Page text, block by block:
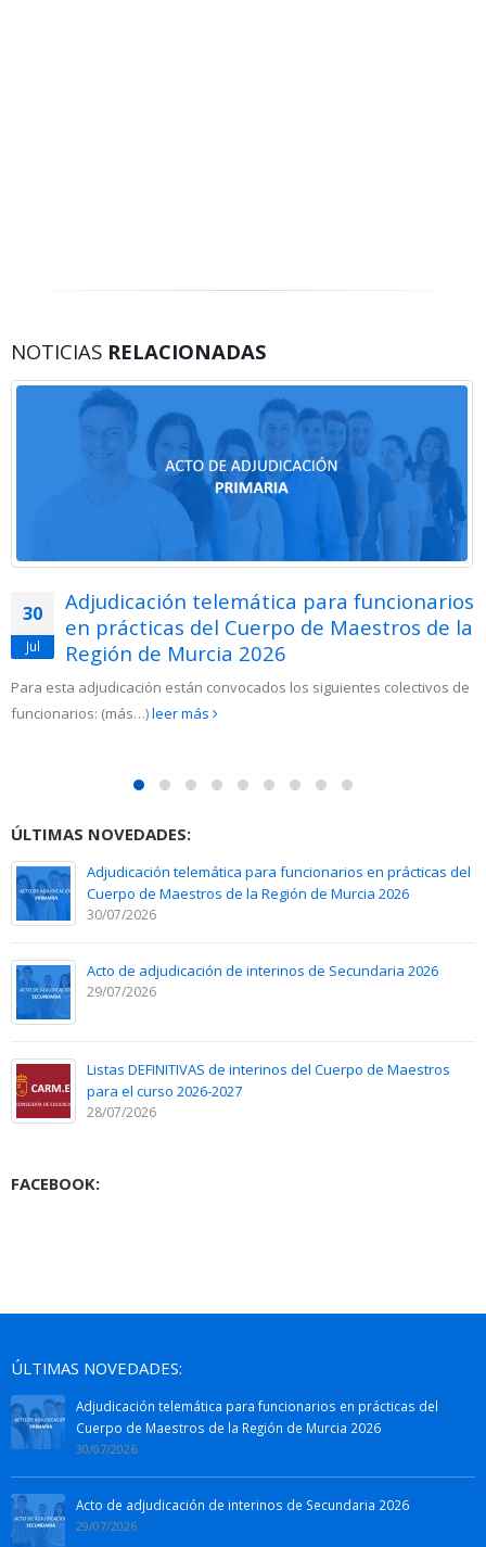
NOTICIAS RELACIONADAS
29
Jul
Acto de adjudicación de interinos de
Secundaria 2026
leer más
ÚLTIMAS NOVEDADES:
Adjudicación telemática para funcionarios en prácticas del
Cuerpo de Maestros de la Región de Murcia 2026
30/07/2026
Acto de adjudicación de interinos de Secundaria 2026
29/07/2026
Listas DEFINITIVAS de interinos del Cuerpo de Maestros
para el curso 2026-2027
28/07/2026
FACEBOOK:
ÚLTIMAS NOVEDADES:
Adjudicación telemática para funcionarios en prácticas del
Cuerpo de Maestros de la Región de Murcia 2026
30/07/2026
Acto de adjudicación de interinos de Secundaria 2026
29/07/2026